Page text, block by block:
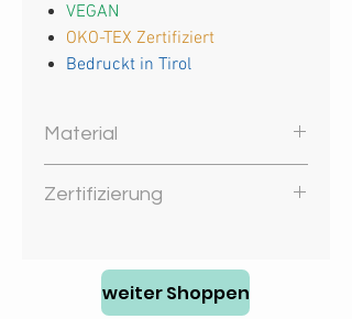
VEGAN
OKO-TEX Zertifiziert
Bedruckt in Tirol
Material
Zertifizierung
Oeko-Tex 100
REACH
weiter Shoppen